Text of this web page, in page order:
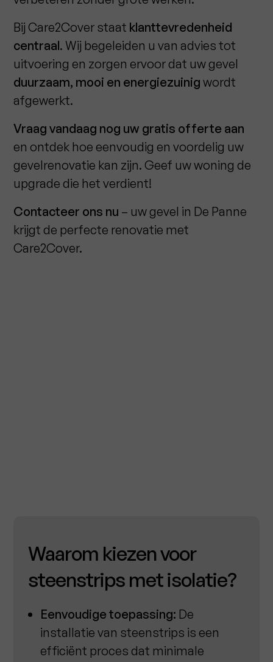
Bij Care2Cover staat klanttevredenheid
centraal. Wij begeleiden u van advies tot
uitvoering en zorgen ervoor dat uw gevel
duurzaam, mooi en energiezuinig wordt
afgewerkt.
Vraag vandaag nog uw gratis offerte aan
en ontdek hoe eenvoudig en voordelig uw
gevelrenovatie kan zijn. Geef uw woning de
upgrade die het verdient!
Contacteer ons nu – uw gevel in De Panne
krijgt de perfecte renovatie met
Care2Cover.
Waarom kiezen voor
steenstrips met isolatie?
Eenvoudige toepassing: De
installatie van steenstrips is een
efficiënt proces dat minimale